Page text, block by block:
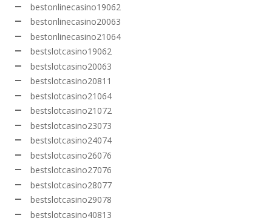
bestonlinecasino19062
bestonlinecasino20063
bestonlinecasino21064
bestslotcasino19062
bestslotcasino20063
bestslotcasino20811
bestslotcasino21064
bestslotcasino21072
bestslotcasino23073
bestslotcasino24074
bestslotcasino26076
bestslotcasino27076
bestslotcasino28077
bestslotcasino29078
bestslotcasino40813